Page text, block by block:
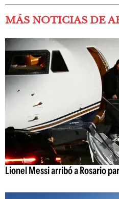
MÁS NOTICIAS DE
Lionel Messi arribó a Rosario